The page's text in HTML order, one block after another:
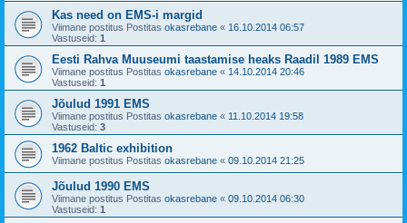
Kas need on EMS-i margid
Viimane postitus Postitas okasrebane « 16.10.2014 06:57
Vastuseid: 1
Eesti Rahva Muuseumi taastamise heaks Raadil 1989 EMS
Viimane postitus Postitas okasrebane « 14.10.2014 20:46
Vastuseid: 1
Jõulud 1991 EMS
Viimane postitus Postitas okasrebane « 11.10.2014 19:58
Vastuseid: 3
1962 Baltic exhibition
Viimane postitus Postitas okasrebane « 09.10.2014 21:25
Jõulud 1990 EMS
Viimane postitus Postitas okasrebane « 09.10.2014 06:30
Vastuseid: 1